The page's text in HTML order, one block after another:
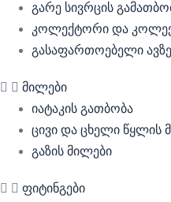
გარე სივრცის
კოლექტორი და
გასაფართოებელი
მილები
იატაკის გათბობა
ცივი და ცხელი წყლის
გაზის მილები
ფიტინგები